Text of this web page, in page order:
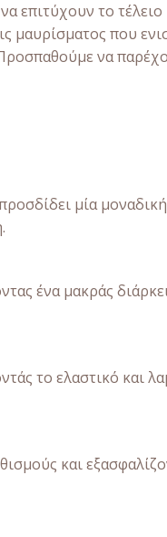
επιτύχουν το
μαυρίσματος που
να
μία
ένα μακράς
το ελαστικό και
και